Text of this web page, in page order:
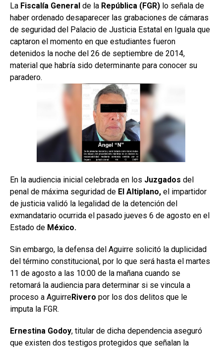
La Fiscalía General de la República (FGR) lo señala de
haber ordenado desaparecer las grabaciones de cámaras
de seguridad del Palacio de Justicia Estatal en Iguala que
captaron el momento en que estudiantes fueron
detenidos la noche del 26 de septiembre de 2014,
material que habría sido determinante para conocer su
paradero.
En la audiencia inicial celebrada en los Juzgados del
penal de máxima seguridad de El Altiplano, el impartidor
de justicia validó la legalidad de la detención del
exmandatario ocurrida el pasado jueves 6 de agosto en el
Estado de México.
Sin embargo, la defensa del Aguirre solicitó la duplicidad
del término constitucional, por lo que será hasta el martes
11 de agosto a las 10:00 de la mañana cuando se
retomará la audiencia para determinar si se vincula a
proceso a AguirreRivero por los dos delitos que le
imputa la FGR.
Ernestina Godoy, titular de dicha dependencia aseguró
que existen dos testigos protegidos que señalan la